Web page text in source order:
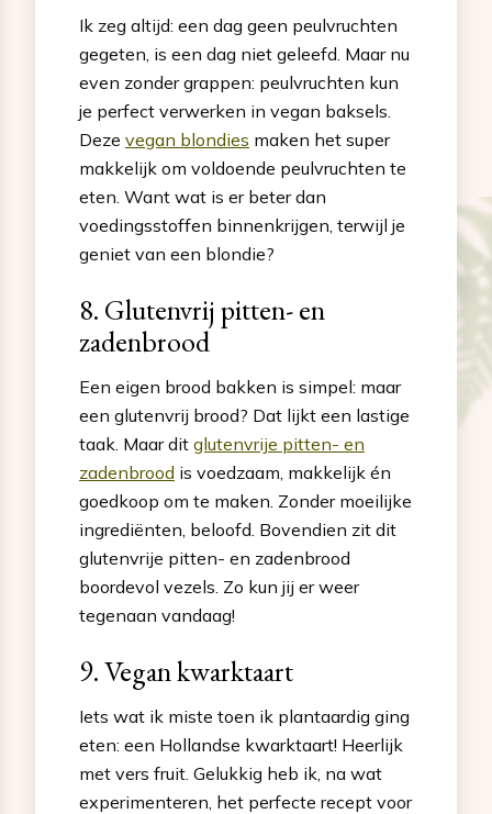
Ik zeg altijd: een dag geen peulvruchten
gegeten, is een dag niet geleefd. Maar nu
even zonder grappen: peulvruchten kun
je perfect verwerken in vegan baksels.
Deze vegan blondies maken het super
makkelijk om voldoende peulvruchten te
eten. Want wat is er beter dan
voedingsstoffen binnenkrijgen, terwijl je
geniet van een blondie?
8. Glutenvrij pitten- en
zadenbrood
Een eigen brood bakken is simpel: maar
een glutenvrij brood? Dat lijkt een lastige
taak. Maar dit glutenvrije pitten- en
zadenbrood is voedzaam, makkelijk én
goedkoop om te maken. Zonder moeilijke
ingrediënten, beloofd. Bovendien zit dit
glutenvrije pitten- en zadenbrood
boordevol vezels. Zo kun jij er weer
tegenaan vandaag!
9. Vegan kwarktaart
Iets wat ik miste toen ik plantaardig ging
eten: een Hollandse kwarktaart! Heerlijk
met vers fruit. Gelukkig heb ik, na wat
experimenteren, het perfecte recept voor